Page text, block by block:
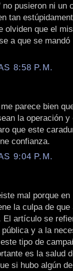
pusieron ni un
tan
olviden que el
a que se
8:58 P.M.
parece bien
la operación y
que este
confianza.
9:04 P.M.
mal porque en
la culpa de que
artículo se
y a la
tipo de
es la salud
si hubo algún